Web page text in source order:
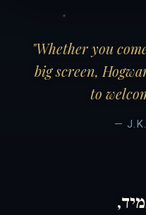
"Whether you
big screen,
to
—